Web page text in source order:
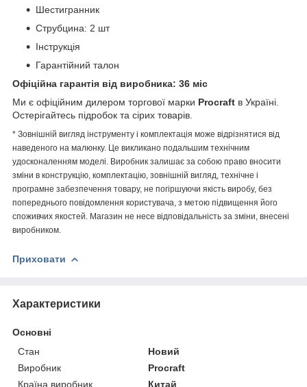
Шестигранник
Струбцина: 2 шт
Інструкція
Гарантійний талон
Офіційна гарантія від виробника: 36 міс
Ми є офіційним дилером торгової марки Procraft в Україні.
Остерігайтесь підробок та сірих товарів.
* Зовнішній вигляд інструменту і комплектація може відрізнятися від
наведеного на малюнку. Це викликано подальшим технічним
удосконаленням моделі. Виробник залишає за собою право вносити
зміни в конструкцію, комплектацію, зовнішній вигляд, технічне і
програмне забезпечення товару, не погіршуючи якість виробу, без
попереднього повідомлення користувача, з метою підвищення його
споживчих якостей. Магазин не несе відповідальність за зміни, внесені
виробником.
Приховати
Характеристики
Основні
Стан
Новий
Виробник
Procraft
Країна виробник
Китай